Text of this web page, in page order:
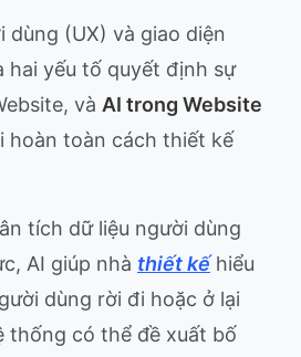
dùng (UX) và giao diện
hai yếu tố quyết định sự
và AI trong Website
hoàn toàn cách thiết kế
tích dữ liệu người dùng
AI giúp nhà thiết kếhiểu
dùng rời đi hoặc ở lại
thống có thể đề xuất bố